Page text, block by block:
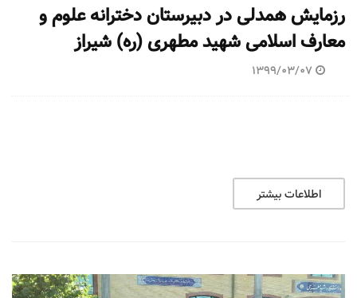
رزمایش همدلی در دبیرستان دخترانه علوم و
معارف اسلامی شهید مطهری (ره) شیراز
1399/03/07
اطلاعات بیشتر